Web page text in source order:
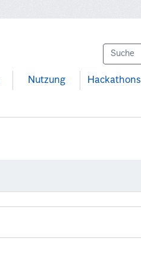
Nutzung Hackathons